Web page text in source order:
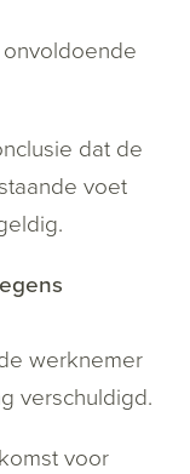
dat de
voet
werknemer
verschuldigd.
voor